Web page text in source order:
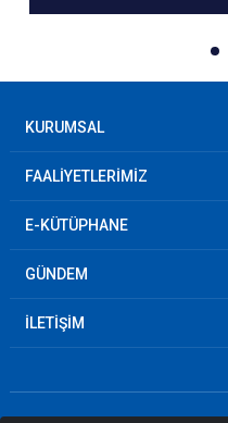
KURUMSAL
FAALİYETLERİMİZ
E-KÜTÜPHANE
GÜNDEM
İLETİŞİM